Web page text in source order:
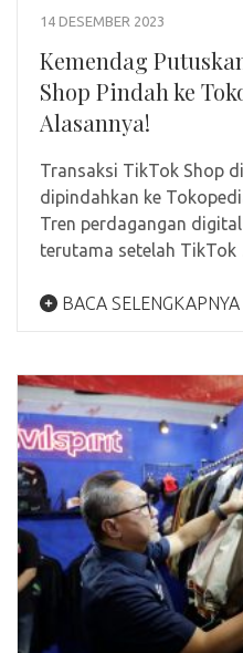
14 DESEMBER 2023
Kemendag
Shop Pindah ke
Alasannya!
Transaksi TikTok Shop
dipindahkan ke
Tren perdagangan
terutama setelah
BACA SELENGKAPNYA